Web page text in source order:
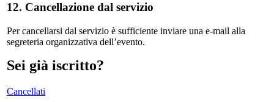
12. Cancellazione dal servizio
Per cancellarsi dal servizio è sufficiente inviare una e-mail alla
segreteria organizzativa dell’evento.
Sei già iscritto?
Cancellati